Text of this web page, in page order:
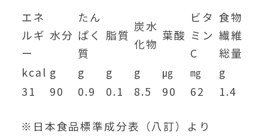
エネ
ルギ
ー
水分
たん
ぱく
質
脂質
炭水
化物
葉酸
ビタ
ミン
C
食物
繊維
総量
kcal g g g g ㎍ ㎎
g
31
90 0.9 0.1 8.5 90 62 1.4
※日本食品標準成分表（八訂）より